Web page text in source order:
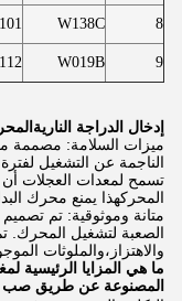
8
W138C
101
9
W019B
112
إدخال الدراجة النارية
ميزات السلامة: مصممة
الناجمة عن التشغيل
تسمح لمعدات العجلات
المحركهذا يمنع محرك
متانة وموثوقية: تم
الصعبة لتشغيل المحرك.
والاهتزاز،والملوثات
ما هي المزايا الرئيسية
المصنوعة عن طريق